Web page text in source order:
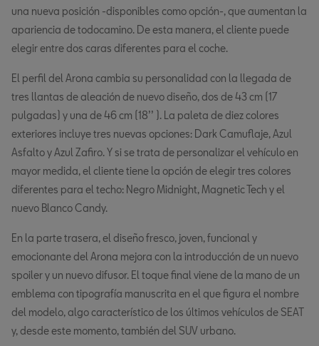
una nueva posición -disponibles como opción-, que aumentan la
apariencia de todocamino. De esta manera, el cliente puede
elegir entre dos caras diferentes para el coche.
El perfil del Arona cambia su personalidad con la llegada de
tres llantas de aleación de nuevo diseño, dos de 43 cm (17
pulgadas) y una de 46 cm (18’’ ). La paleta de diez colores
exteriores incluye tres nuevas opciones: Dark Camuflaje, Azul
Asfalto y Azul Zafiro. Y si se trata de personalizar el vehículo en
mayor medida, el cliente tiene la opción de elegir tres colores
diferentes para el techo: Negro Midnight, Magnetic Tech y el
nuevo Blanco Candy.
En la parte trasera, el diseño fresco, joven, funcional y
emocionante del Arona mejora con la introducción de un nuevo
spoiler y un nuevo difusor. El toque final viene de la mano de un
emblema con tipografía manuscrita en el que figura el nombre
del modelo, algo característico de los últimos vehículos de SEAT
y, desde este momento, también del SUV urbano.